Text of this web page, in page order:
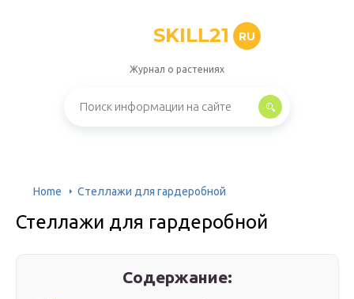
SKILL21 RU
Журнал о растениях
Home Стеллажи для гардеробной
Стеллажи для гардеробной
Содержание: